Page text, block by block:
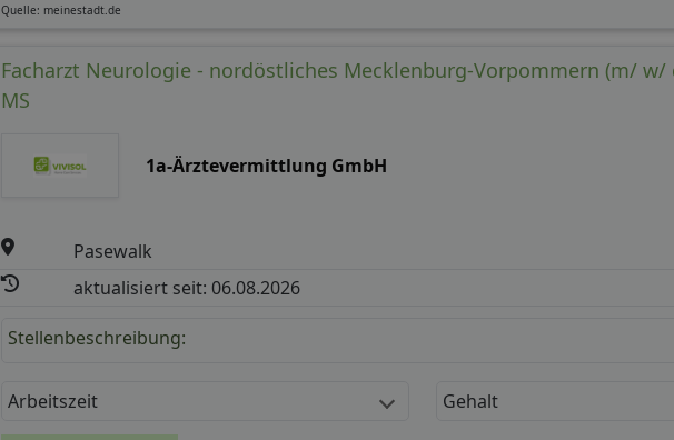
Quelle: meinestadt.de
Facharzt Neurologie - nordöstliches Mecklenburg-Vorpommern (m/ w/
MS
1a-Ärztevermittlung GmbH
Pasewalk
aktualisiert seit: 06.08.2026
Stellenbeschreibung:
Arbeitszeit Gehalt